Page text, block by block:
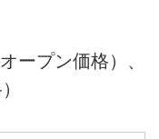
ープン価格）、